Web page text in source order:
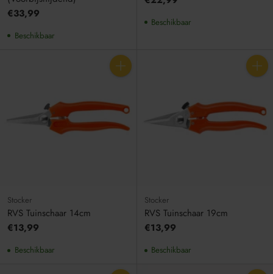
€33,99
Beschikbaar
Beschikbaar
Aantal
Stocker
RVS Tuinschaar 14cm
€13,99
Beschikbaar
Aantal
Stocker
RVS Tuinschaar 19cm
€13,99
Beschikbaar